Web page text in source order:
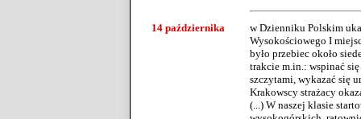
14 października
w Dzienniku Polskim
Wysokościowego I
było przebiec około
trakcie m.in.: wspinać
szczytami, wykazać się
Krakowscy strażacy
(...) W naszej klasie